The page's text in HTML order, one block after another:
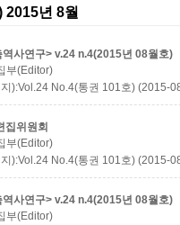
2015년 8월
사연구> v.24 n.4(2015년 08월호)
부(Editor)
):Vol.24 No.4(통권 101호) (2015-
집위원회
부(Editor)
):Vol.24 No.4(통권 101호) (2015-
사연구> v.24 n.4(2015년 08월호)
부(Editor)